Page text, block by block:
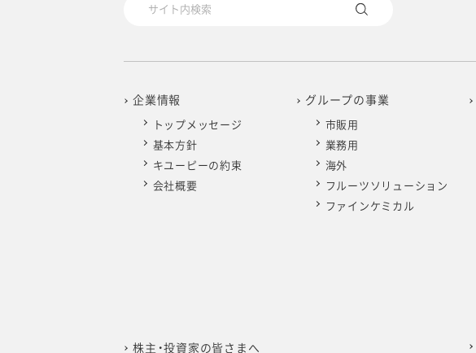
企業情報
トップメッセージ
基本方針
キユーピーの約束
会社概要
グループの事業
市販用
業務用
海外
フルーツソリューション
ファインケミカル
株主・投資家の皆さまへ